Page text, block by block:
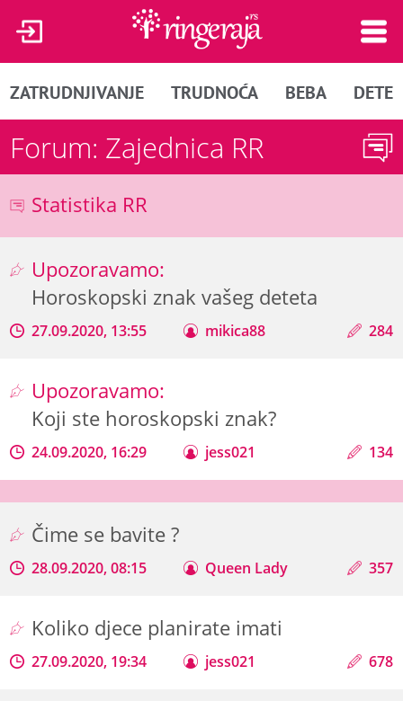
ZATRUDNJIVANJE TRUDNOĆA BEBA DETE
Forum: Zajednica RR
Statistika RR
Upozoravamo:
Horoskopski znak vašeg deteta
27.09.2020, 13:55 mikica88 284
Upozoravamo:
Koji ste horoskopski znak?
24.09.2020, 16:29 jess021 134
Čime se bavite ?
28.09.2020, 08:15 Queen Lady 357
Koliko djece planirate imati
27.09.2020, 19:34 jess021 678